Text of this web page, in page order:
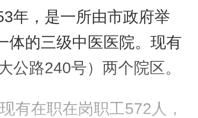
年，是一所由市政府举
体的三级中医医院。现有
路240号）两个院区。
有在职在岗职工572人，